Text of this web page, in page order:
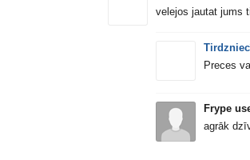
velejos jautat jums
Preces
Frype
agrāk